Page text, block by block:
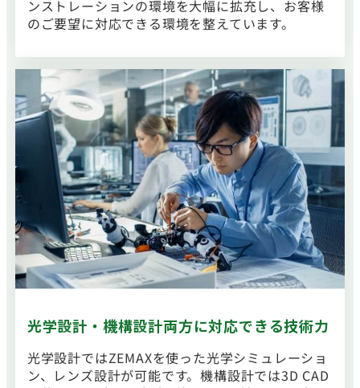
ンストレーションの環境を大幅に拡充し、お客様
のご要望に対応できる環境を整えています。
光学設計・機構設計両方に対応できる技術力
光学設計ではZEMAXを使った光学シミュレーショ
ン、レンズ設計が可能です。機構設計では3D CAD